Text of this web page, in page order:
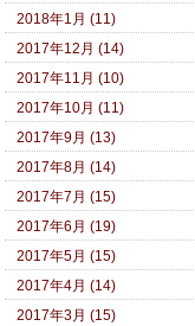
2018年1月 (11)
2017年12月 (14)
2017年11月 (10)
2017年10月 (11)
2017年9月 (13)
2017年8月 (14)
2017年7月 (15)
2017年6月 (19)
2017年5月 (15)
2017年4月 (14)
2017年3月 (15)